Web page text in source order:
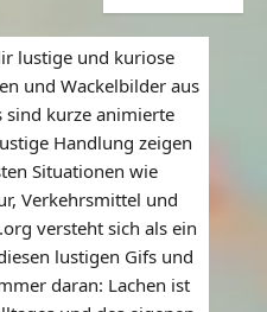
lustige und kuriose
und Wackelbilder aus
kurze animierte
Handlung zeigen
Situationen wie
Verkehrsmittel und
versteht sich als ein
lustigen Gifs und
daran: Lachen ist